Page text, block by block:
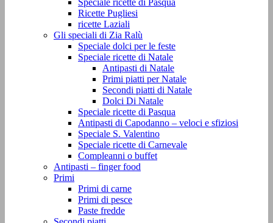
Speciale ricette di Pasqua
Ricette Pugliesi
ricette Laziali
Gli speciali di Zia Ralù
Speciale dolci per le feste
Speciale ricette di Natale
Antipasti di Natale
Primi piatti per Natale
Secondi piatti di Natale
Dolci Di Natale
Speciale ricette di Pasqua
Antipasti di Capodanno – veloci e sfiziosi
Speciale S. Valentino
Speciale ricette di Carnevale
Compleanni o buffet
Antipasti – finger food
Primi
Primi di carne
Primi di pesce
Paste fredde